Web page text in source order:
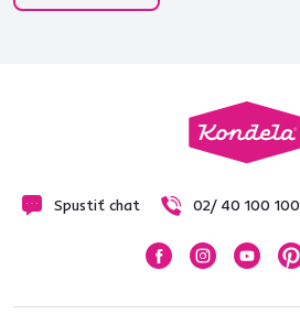
Spustiť chat 02/ 40 100 100